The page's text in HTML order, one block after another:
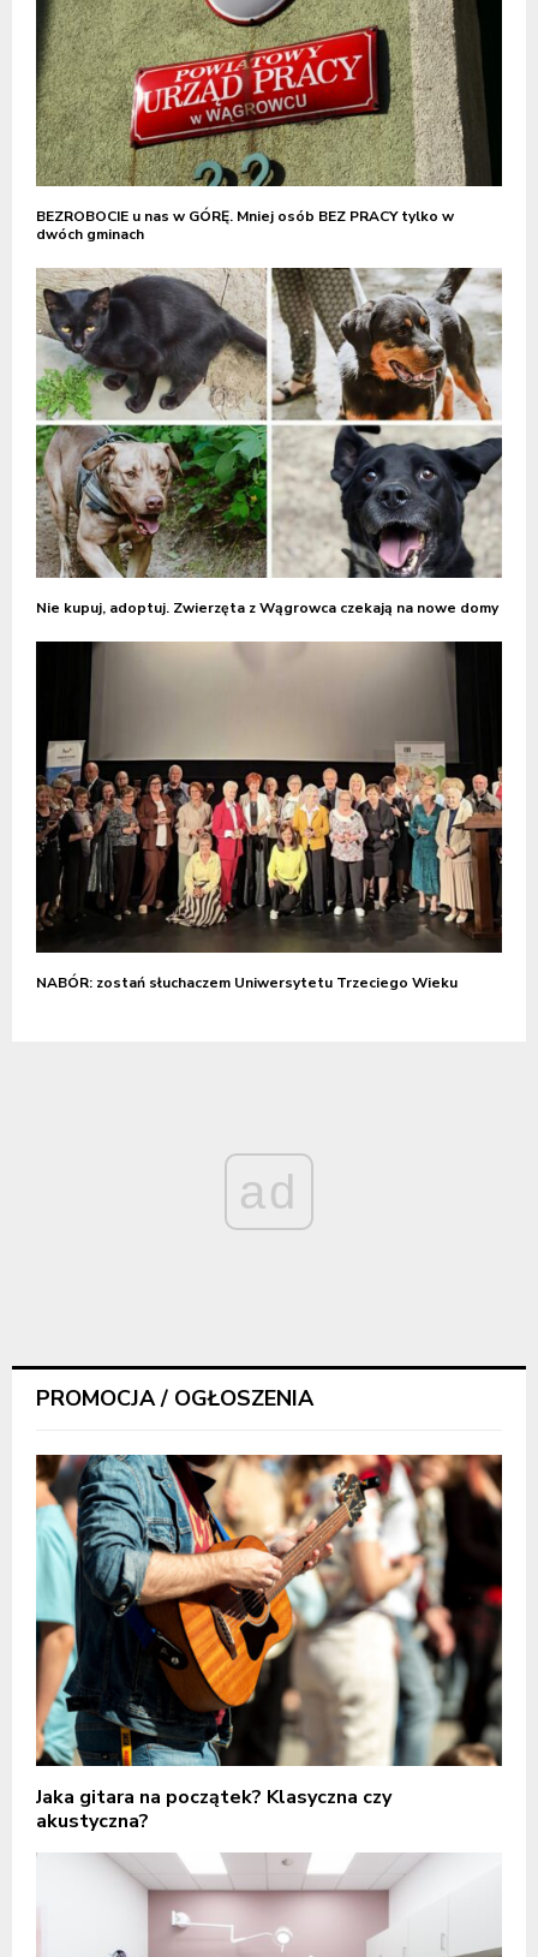
BEZROBOCIE u nas w GÓRĘ. Mniej osób BEZ PRACY tylko w
dwóch gminach
Nie kupuj, adoptuj. Zwierzęta z Wągrowca czekają na nowe domy
NABÓR: zostań słuchaczem Uniwersytetu Trzeciego Wieku
ad
PROMOCJA / OGŁOSZENIA
Jaka gitara na początek? Klasyczna czy
akustyczna?